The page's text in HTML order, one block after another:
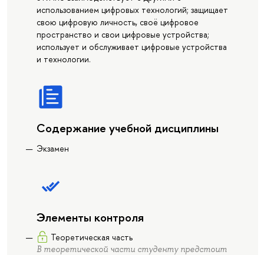
использованием цифровых технологий; защищает
свою цифровую личность, своё цифровое
пространство и свои цифровые устройства;
использует и обслуживает цифровые устройства
и технологии.
Содержание учебной дисциплины
Экзамен
Элементы контроля
Теоретическая часть
В теоретической части студенту предстоит